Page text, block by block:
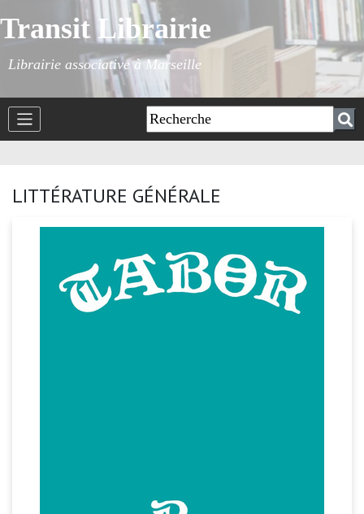
Transit Librairie
Librairie associative à Marseille
LITTÉRATURE GÉNÉRALE